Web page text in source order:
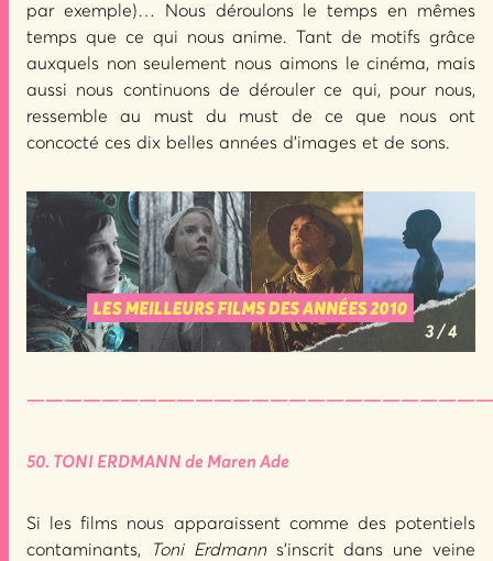
par exemple)… Nous déroulons le temps en mêmes
temps que ce qui nous anime. Tant de motifs grâce
auxquels non seulement nous aimons le cinéma, mais
aussi nous continuons de dérouler ce qui, pour nous,
ressemble au must du must de ce que nous ont
concocté ces dix belles années d’images et de sons.
50. TONI ERDMANN de Maren Ade
Si les films nous apparaissent comme des potentiels
contaminants,
Toni Erdmann s’inscrit dans une veine